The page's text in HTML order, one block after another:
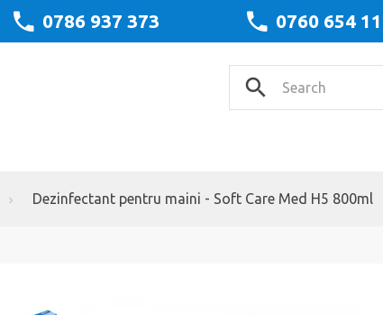
0760 654
0786 937 373
Dezinfectant pentru maini - Soft Care Med H5 800ml